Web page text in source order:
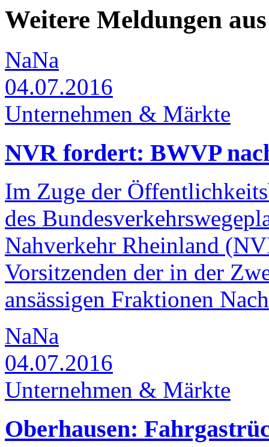
Weitere Meldungen
NaNa
04.07.2016
Unternehmen & Märkte
NVR fordert: BWVP
Im Zuge der
des
Nahverkehr Rheinland
Vorsitzenden der in der
ansässigen Fraktionen
NaNa
04.07.2016
Unternehmen & Märkte
Oberhausen: